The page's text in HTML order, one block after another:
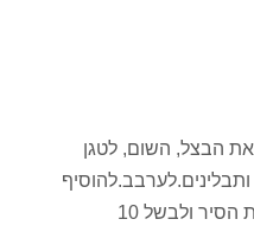
הבצל, השום, לטגן
בערך 900 מ"ל מים.לכסות את הסיר ולבשל 10